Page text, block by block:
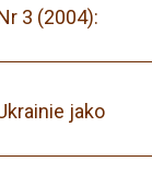
3 (2004):
jako